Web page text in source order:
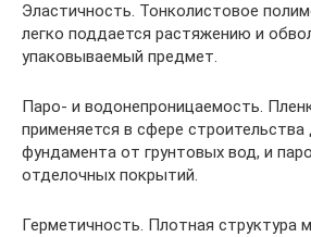
Эластичность. Тонколистовое
легко поддается растяжению и
упаковываемый предмет.
Паро- и водонепроницаемость.
применяется в сфере строительства
фундамента от грунтовых вод, и
отделочных покрытий.
Герметичность. Плотная структура